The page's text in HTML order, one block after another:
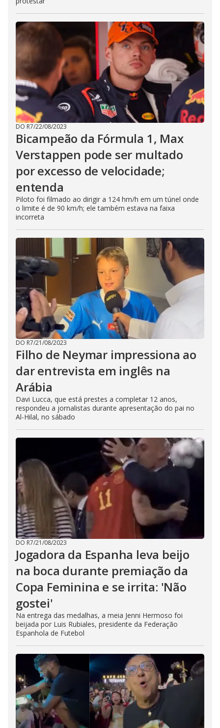
DO R7/22/08/2023
Bicampeão da Fórmula 1, Max
Verstappen pode ser multado
por excesso de velocidade;
entenda
Piloto foi filmado ao dirigir a 124 hm/h em um túnel onde
o limite é de 90 km/h; ele também estava na faixa
incorreta
DO R7/21/08/2023
Filho de Neymar impressiona ao
dar entrevista em inglês na
Arábia
Davi Lucca, que está prestes a completar 12 anos,
respondeu a jornalistas durante apresentação do pai no
Al-Hilal, no sábado
DO R7/21/08/2023
Jogadora da Espanha leva beijo
na boca durante premiação da
Copa Feminina e se irrita: 'Não
gostei'
Na entrega das medalhas, a meia Jenni Hermoso foi
beijada por Luis Rubiales, presidente da Federação
Espanhola de Futebol